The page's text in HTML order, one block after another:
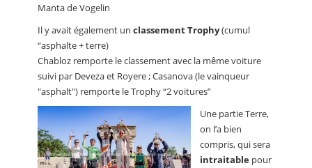
Manta de Vogelin
Il y avait également un classement Trophy(cumul
“asphalte + terre)
Chabloz remporte le classement avec la même voiture
suivi par Deveza et Royere ; Casanova (le vainqueur
"asphalt") remporte le Trophy “2 voitures”
Une partie Terre,
on l’a bien
compris, qui sera
intraitable pour